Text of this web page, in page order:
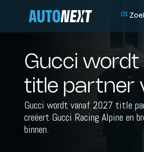
01
Gucci
title partner
Gucci wordt vanaf 2027 title
creëert Gucci Racing Alpine en
binnen.